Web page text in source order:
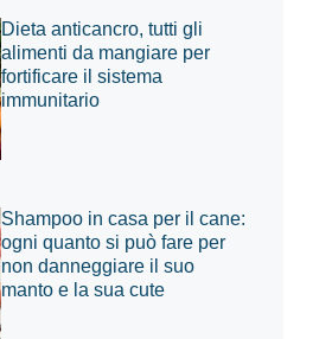
Dieta anticancro, tutti gli
alimenti da mangiare per
fortificare il sistema
immunitario
Shampoo in casa per il cane:
ogni quanto si può fare per
non danneggiare il suo
manto e la sua cute